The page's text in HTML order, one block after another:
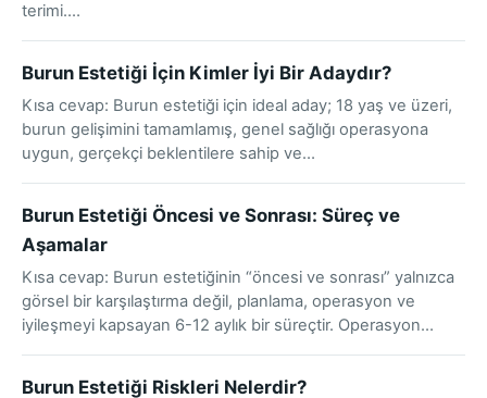
terimi.…
Burun Estetiği İçin Kimler İyi Bir Adaydır?
Kısa cevap: Burun estetiği için ideal aday; 18 yaş ve üzeri,
burun gelişimini tamamlamış, genel sağlığı operasyona
uygun, gerçekçi beklentilere sahip ve…
Burun Estetiği Öncesi ve Sonrası: Süreç ve
Aşamalar
Kısa cevap: Burun estetiğinin “öncesi ve sonrası” yalnızca
görsel bir karşılaştırma değil, planlama, operasyon ve
iyileşmeyi kapsayan 6-12 aylık bir süreçtir. Operasyon…
Burun Estetiği Riskleri Nelerdir?